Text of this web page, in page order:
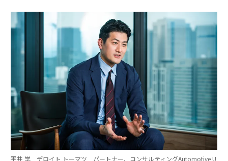
平井 学 デロイト トーマツ パートナー、コンサルティングAutomotive U